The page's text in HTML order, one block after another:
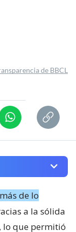
de BBCL
de lo
a la sólida
lo que permitió